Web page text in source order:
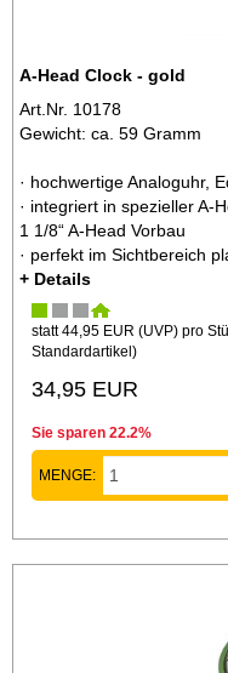
A-Head Clock - gold
Art.Nr. 10178
Gewicht: ca. 59 Gramm
· hochwertige Analoguhr,
· integriert in spezieller A-
1 1/8“ A-Head Vorbau
· perfekt im Sichtbereich
+ Details
statt44,95 EUR (UVP) pro
Standardartikel)
34,95 EUR
Sie sparen 22.2%
MENGE: